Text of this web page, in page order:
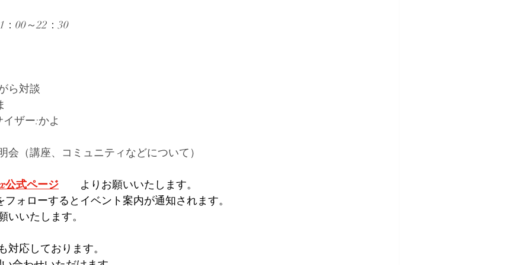
00～22：30
ながら対談
こたま
サイザー:かよ
会（講座、コミュニティなどについて）
公式ページ よりお願いいたします。
ォローするとイベント案内が通知されます。
いいたします。
対応しております。